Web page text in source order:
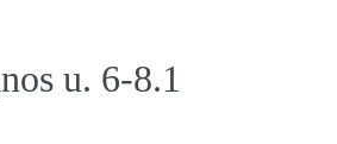
u. 6-8.1